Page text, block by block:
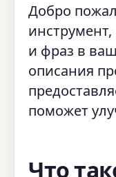
Добро
и фраз в
описания
поможет
Что